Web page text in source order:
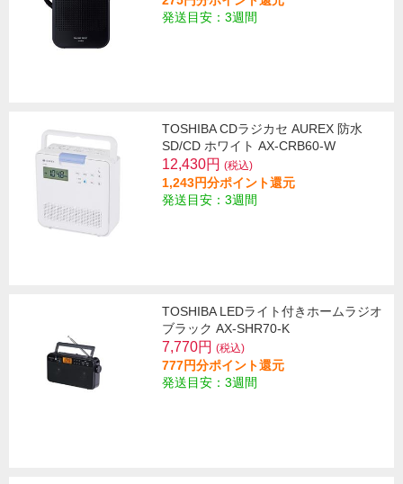
発送目安：3週間
TOSHIBA CDラジカセ AUREX 防水
SD/CD ホワイト AX-CRB60-W
12,430円 (税込)
1,243円分ポイント還元
発送目安：3週間
TOSHIBA LEDライト付きホームラジオ
ブラック AX-SHR70-K
7,770円 (税込)
777円分ポイント還元
発送目安：3週間